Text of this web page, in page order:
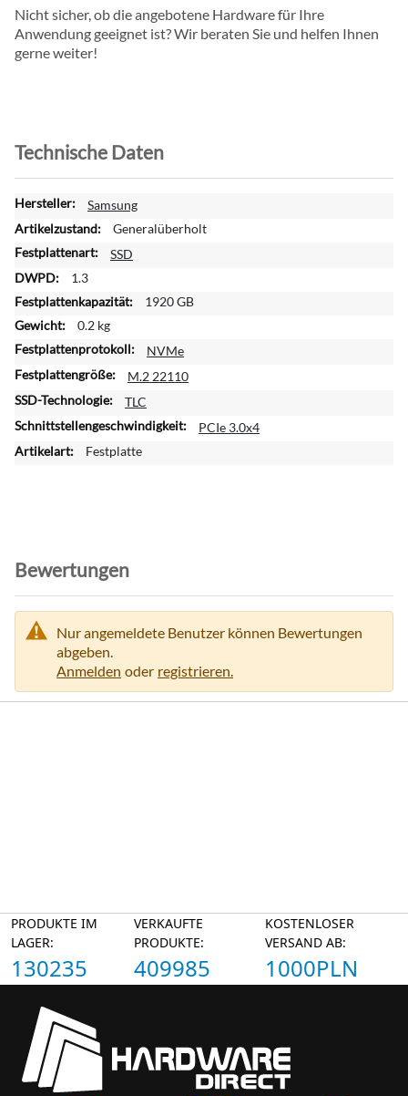
Nicht sicher, ob die angebotene Hardware für Ihre
Anwendung geeignet ist? Wir beraten Sie und helfen Ihnen
gerne weiter!
Technische Daten
W
e
t
e
r
e
n
f
o
m
a
n
Samsung
Generalüberholt
SSD
1.3
1920 GB
0.2 kg
NVMe
M.2 22110
TLC
PCIe 3.0x4
Festplatte
Bewertungen
Nur angemeldete Benutzer können Bewertungen
abgeben.
Anmelden oder registrieren.
PRODUKTE IM
LAGER:
130235
VERKAUFTE
PRODUKTE:
409985
KOSTENLOSER
VERSAND AB:
1000PLN